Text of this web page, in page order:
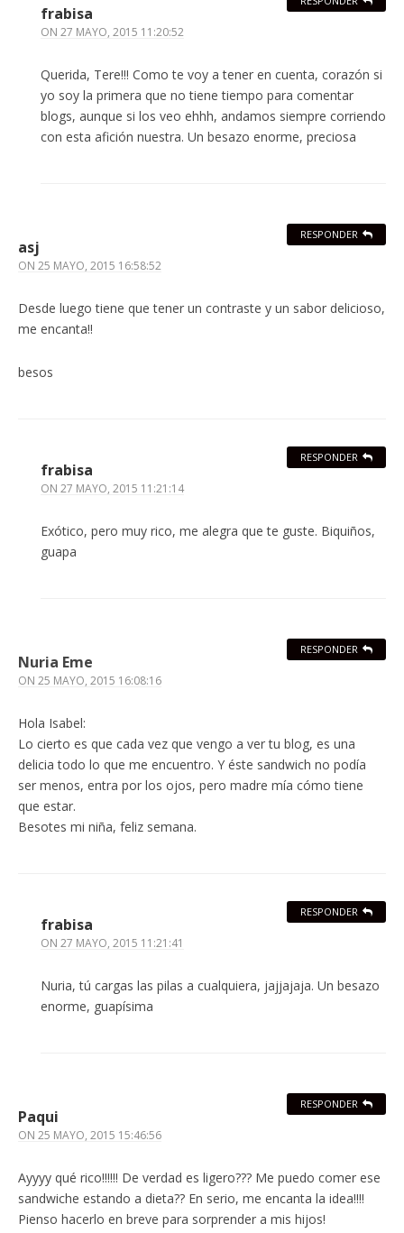
frabisa
ON 27 MAYO, 2015 11:20:52
Querida, Tere!!! Como te voy a tener en cuenta, corazón si
yo soy la primera que no tiene tiempo para comentar
blogs, aunque si los veo ehhh, andamos siempre corriendo
con esta afición nuestra. Un besazo enorme, preciosa
asj
ON 25 MAYO, 2015 16:58:52
Desde luego tiene que tener un contraste y un sabor delicioso,
me encanta!!
besos
RESPONDER
frabisa
ON 27 MAYO, 2015 11:21:14
Exótico, pero muy rico, me alegra que te guste. Biquiños,
guapa
RESPONDER
Nuria Eme
ON 25 MAYO, 2015 16:08:16
Hola Isabel:
Lo cierto es que cada vez que vengo a ver tu blog, es una
delicia todo lo que me encuentro. Y éste sandwich no podía
ser menos, entra por los ojos, pero madre mía cómo tiene
que estar.
Besotes mi niña, feliz semana.
RESPONDER
frabisa
ON 27 MAYO, 2015 11:21:41
Nuria, tú cargas las pilas a cualquiera, jajjajaja. Un besazo
enorme, guapísima
RESPONDER
Paqui
ON 25 MAYO, 2015 15:46:56
Ayyyy qué rico!!!!!! De verdad es ligero??? Me puedo comer ese
sandwiche estando a dieta?? En serio, me encanta la idea!!!!
Pienso hacerlo en breve para sorprender a mis hijos!
RESPONDER